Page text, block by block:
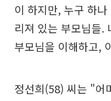
이 하지만, 누구 하
리져 있는 부모님들.
부모님을 이해하고,
정선희(58) 씨는 "어